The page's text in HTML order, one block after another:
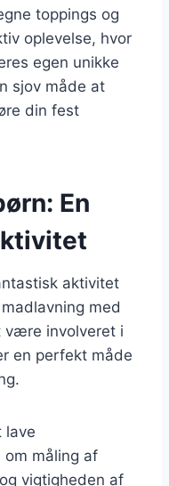
toppings og
oplevelse, hvor
egen unikke
sjov måde at
din fest
En
aktivitet
med
være involveret i
en perfekt måde
lave
måling af
vigtigheden af